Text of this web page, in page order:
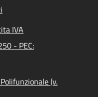
IVA
- PEC:
(v.